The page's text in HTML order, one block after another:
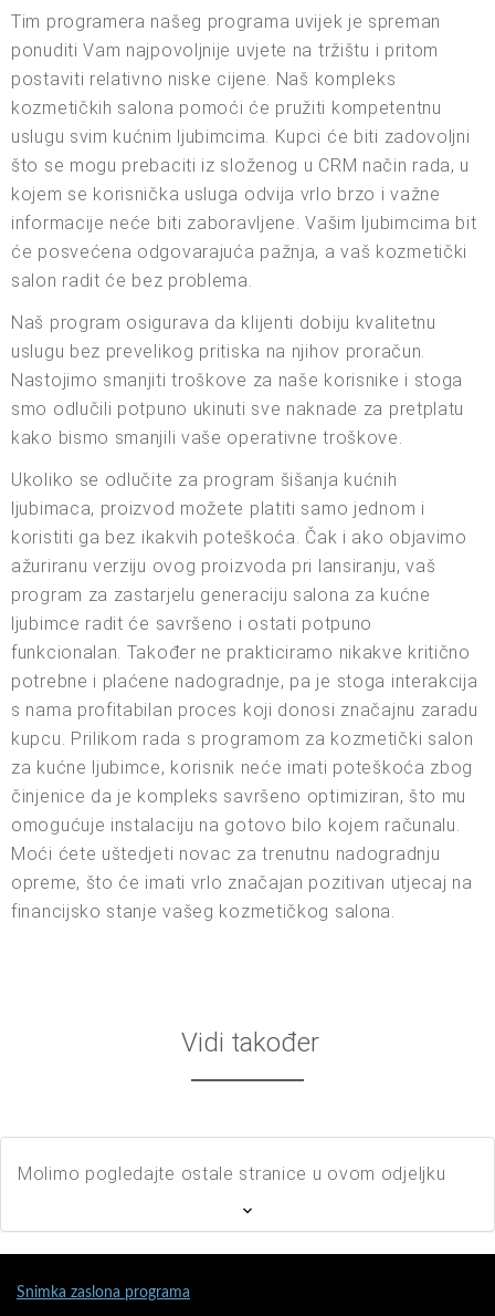
Tim programera našeg programa uvijek je spreman
ponuditi Vam najpovoljnije uvjete na tržištu i pritom
postaviti relativno niske cijene. Naš kompleks
kozmetičkih salona pomoći će pružiti kompetentnu
uslugu svim kućnim ljubimcima. Kupci će biti zadovoljni
što se mogu prebaciti iz složenog u CRM način rada, u
kojem se korisnička usluga odvija vrlo brzo i važne
informacije neće biti zaboravljene. Vašim ljubimcima bit
će posvećena odgovarajuća pažnja, a vaš kozmetički
salon radit će bez problema.
Naš program osigurava da klijenti dobiju kvalitetnu
uslugu bez prevelikog pritiska na njihov proračun.
Nastojimo smanjiti troškove za naše korisnike i stoga
smo odlučili potpuno ukinuti sve naknade za pretplatu
kako bismo smanjili vaše operativne troškove.
Ukoliko se odlučite za program šišanja kućnih
ljubimaca, proizvod možete platiti samo jednom i
koristiti ga bez ikakvih poteškoća. Čak i ako objavimo
ažuriranu verziju ovog proizvoda pri lansiranju, vaš
program za zastarjelu generaciju salona za kućne
ljubimce radit će savršeno i ostati potpuno
funkcionalan. Također ne prakticiramo nikakve kritično
potrebne i plaćene nadogradnje, pa je stoga interakcija
s nama profitabilan proces koji donosi značajnu zaradu
kupcu. Prilikom rada s programom za kozmetički salon
za kućne ljubimce, korisnik neće imati poteškoća zbog
činjenice da je kompleks savršeno optimiziran, što mu
omogućuje instalaciju na gotovo bilo kojem računalu.
Moći ćete uštedjeti novac za trenutnu nadogradnju
opreme, što će imati vrlo značajan pozitivan utjecaj na
financijsko stanje vašeg kozmetičkog salona.
Vidi također
Molimo pogledajte ostale stranice u ovom odjeljku
Snimka zaslona programa